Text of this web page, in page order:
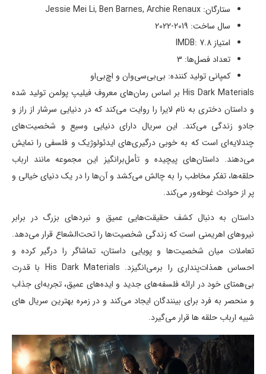
ستارگان: Jessie Mei Li, Ben Barnes, Archie Renaux
سال ساخت: 2019-2022
امتیاز IMDB: 7.8
تعداد فصل‌ها: 3
کمپانی تولید کننده: بی‌بی‌سی‌وان و اچ‌بی‌او
His Dark Materials بر اساس رمان‌های معروف فیلیپ پولمن تولید شده
و داستان دختری به نام لایرا را روایت می‌کند که در دنیایی سرشار از راز و
جادو زندگی می‌کند. این سریال دارای دنیایی وسیع و شخصیت‌های
چندلایه‌ای است که به خوبی درگیری‌های ایدئولوژیک و فلسفی را نمایش
می‌دهند. داستان‌های پیچیده و تأمل‌برانگیز این مجموعه مانند ارباب
حلقه‌ها، تفکر مخاطب را به چالش می‌کشد و آن‌ها را در یک دنیای خیالی و
پر از حوادث غوطه‌ور می‌کند.
داستان به دنبال کشف حقیقت‌هایی عمیق و نبردهای بزرگ در برابر
نیروهای اهریمنی است که زندگی شخصیت‌ها را تحت‌الشعاع قرار می‌دهد.
تعاملات میان شخصیت‌ها و پویایی داستان، تماشاگر را درگیر کرده و
احساس همذات‌پنداری را برمی‌انگیزد. His Dark Materials با قدرت
بی‌همتای خود در ارائه فلسفه‌های جدید و ایده‌های عمیق، تجربه‌ای جذاب
و منحصر به فرد برای بینندگان ایجاد می‌کند و در زمره بهترین سریال های
شبیه ارباب حلقه ها قرار می‌گیرد.